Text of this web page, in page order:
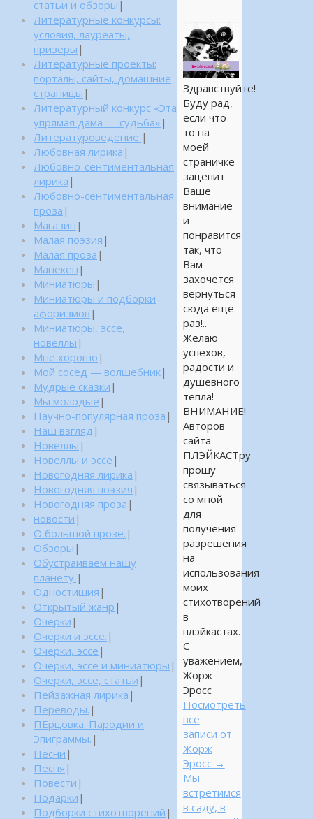
Здравствуйте!
Буду рад,
если что-
то на
моей
страничке
зацепит
Ваше
внимание
и
понравится
так, что
Вам
захочется
вернуться
сюда еще
раз!..
Желаю
успехов,
радости и
душевного
тепла!
ВНИМАНИЕ!
Авторов
сайта
ПЛЭЙКАСТру
прошу
связываться
со мной
для
получения
разрешения
на
использования
моих
стихотворений
в
плэйкастах.
С
уважением,
Жорж
Эросс
Посмотреть
все
записи от
Жорж
Эросс →
Мы
встретимся
в саду, в
статьи и обзоры |
Литературные конкурсы:
условия, лауреаты,
призеры |
Литературные проекты:
порталы, сайты, домашние
страницы |
Литературный конкурс «Эта
упрямая дама — судьба» |
Литературоведение. |
Любовная лирика |
Любовно-сентиментальная
лирика |
Любовно-сентиментальная
проза |
Магазин |
Малая поэзия |
Малая проза |
Манекен |
Миниатюры |
Миниатюры и подборки
афоризмов |
Миниатюры, эссе,
новеллы |
Мне хорошо |
Мой сосед — волшебник|
Мудрые сказки |
Мы молодые |
Научно-популярная проза |
Наш взгляд |
Новеллы |
Новеллы и эссе |
Новогодняя лирика |
Новогодняя поэзия |
Новогодняя проза |
новости |
О большой прозе. |
Обзоры |
Обустраиваем нашу
планету. |
Одностишия |
Открытый жанр |
Очерки |
Очерки и эссе. |
Очерки, эссе |
Очерки, эссе и миниатюры |
Очерки, эссе, статьи |
Пейзажная лирика |
Переводы. |
ПЕрцовка. Пародии и
Эпиграммы. |
Песни |
Песня |
Повести |
Подарки |
Подборки стихотворений |